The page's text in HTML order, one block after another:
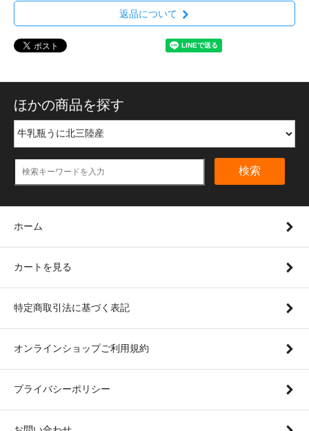
返品について
ほかの商品を探す
検索
ホーム
カートを見る
特定商取引法に基づく表記
オンラインショップご利用規約
プライバシーポリシー